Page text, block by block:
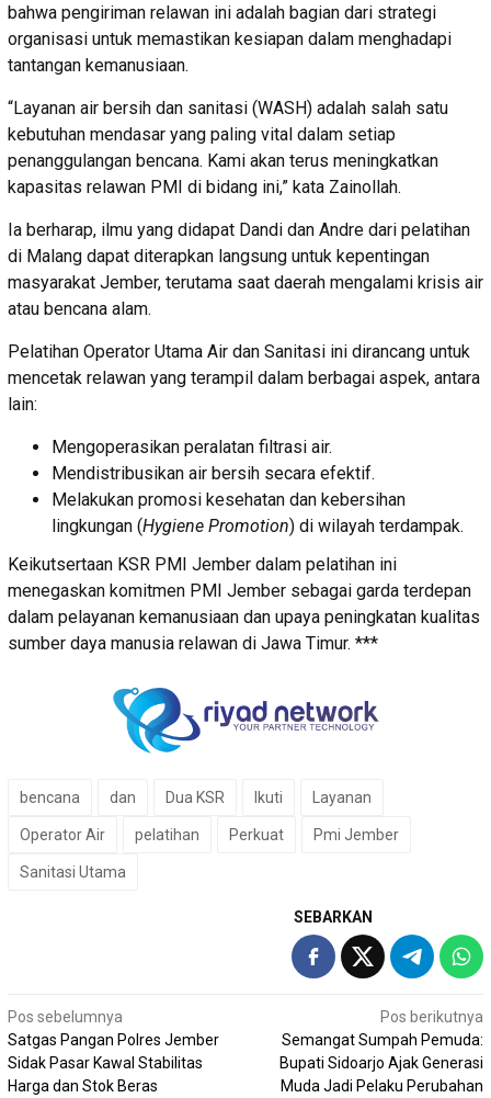
bahwa pengiriman relawan ini adalah bagian dari strategi
organisasi untuk memastikan kesiapan dalam menghadapi
tantangan kemanusiaan.
“Layanan air bersih dan sanitasi (WASH) adalah salah satu
kebutuhan mendasar yang paling vital dalam setiap
penanggulangan bencana. Kami akan terus meningkatkan
kapasitas relawan PMI di bidang ini,” kata Zainollah.
Ia berharap, ilmu yang didapat Dandi dan Andre dari pelatihan
di Malang dapat diterapkan langsung untuk kepentingan
masyarakat Jember, terutama saat daerah mengalami krisis air
atau bencana alam.
Pelatihan Operator Utama Air dan Sanitasi ini dirancang untuk
mencetak relawan yang terampil dalam berbagai aspek, antara
lain:
Mengoperasikan peralatan filtrasi air.
Mendistribusikan air bersih secara efektif.
Melakukan promosi kesehatan dan kebersihan
lingkungan (Hygiene Promotion) di wilayah terdampak.
Keikutsertaan KSR PMI Jember dalam pelatihan ini
menegaskan komitmen PMI Jember sebagai garda terdepan
dalam pelayanan kemanusiaan dan upaya peningkatan kualitas
sumber daya manusia relawan di Jawa Timur. ***
bencana dan Dua KSR Ikuti Layanan
Operator Air pelatihan Perkuat Pmi Jember
Sanitasi Utama
SEBARKAN
Navigasi
pos
Pos sebelumnya
Satgas Pangan Polres Jember
Sidak Pasar Kawal Stabilitas
Harga dan Stok Beras
Pos berikutnya
Semangat Sumpah Pemuda:
Bupati Sidoarjo Ajak Generasi
Muda Jadi Pelaku Perubahan